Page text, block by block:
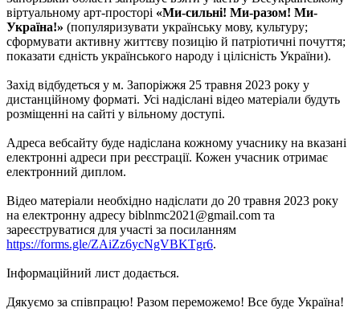
віртуальному арт-просторі «Ми-сильні! Ми-разом! Ми-
Україна!» (популяризувати українську мову, культуру;
сформувати активну життєву позицію й патріотичні почуття;
показати єдність українського народу і цілісність України).
Захід відбудеться у м. Запоріжжя 25 травня 2023 року у
дистанційному форматі. Усі надіслані відео матеріали будуть
розміщенні на сайті у вільному доступі.
Адреса вебсайту буде надіслана кожному учаснику на вказані
електронні адреси при реєстрації. Кожен учасник отримає
електронний диплом.
Відео матеріали необхідно надіслати до 20 травня 2023 року
на електронну адресу biblnmc2021@gmail.com та
зареєструватися для участі за посиланням
https://forms.gle/ZAiZz6ycNgVBKTgr6.
Інформаційний лист додається.
Дякуємо за співпрацю! Разом переможемо! Все буде Україна!